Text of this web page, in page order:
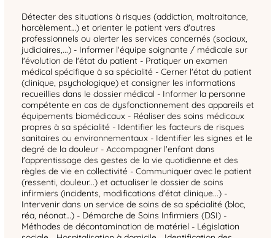
Détecter des situations à risques (addiction, maltraitance,
harcèlement…) et orienter le patient vers d'autres
professionnels ou alerter les services concernés (sociaux,
judiciaires,...) - Informer l'équipe soignante / médicale sur
l'évolution de l'état du patient - Pratiquer un examen
médical spécifique à sa spécialité - Cerner l'état du patient
(clinique, psychologique) et consigner les informations
recueillies dans le dossier médical - Informer la personne
compétente en cas de dysfonctionnement des appareils et
équipements biomédicaux - Réaliser des soins médicaux
propres à sa spécialité - Identifier les facteurs de risques
sanitaires ou environnementaux - Identifier les signes et le
degré de la douleur - Accompagner l'enfant dans
l'apprentissage des gestes de la vie quotidienne et des
règles de vie en collectivité - Communiquer avec le patient
(ressenti, douleur...) et actualiser le dossier de soins
infirmiers (incidents, modifications d'état clinique...) -
Intervenir dans un service de soins de sa spécialité (bloc,
réa, néonat…) - Démarche de Soins Infirmiers (DSI) -
Méthodes de décontamination de matériel - Législation